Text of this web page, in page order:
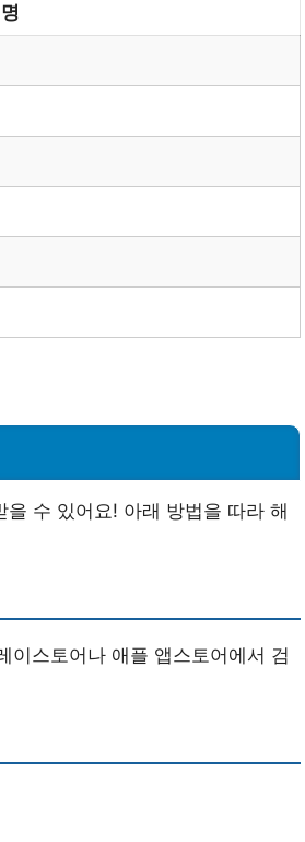
수 있어요! 아래 방법을 따라 해
이스토어나 애플 앱스토어에서 검